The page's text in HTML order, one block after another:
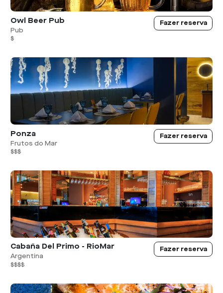
Owl Beer Pub
Pub
$
Fazer reserva
Ponza
Frutos do Mar
$$$
Fazer reserva
Cabaña Del Primo - RioMar
Argentina
$$$$
Fazer reserva